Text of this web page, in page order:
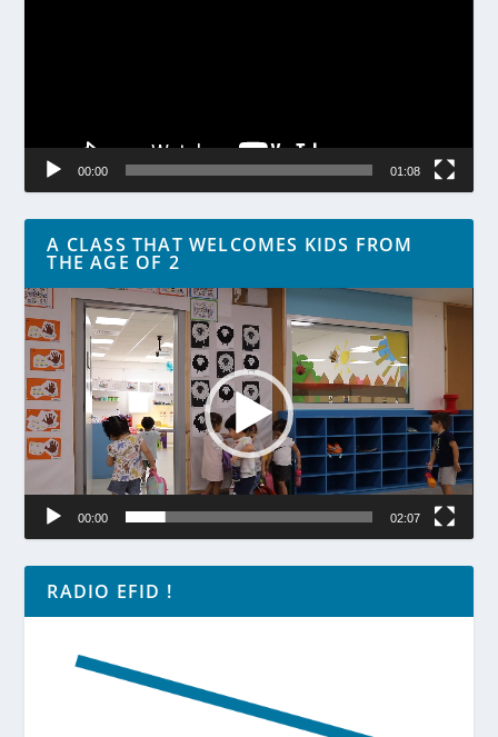
00:00 01:08
A CLASS THAT WELCOMES KIDS FROM
THE AGE OF 2
Lecteur
vidéo
00:00 02:07
RADIO EFID !